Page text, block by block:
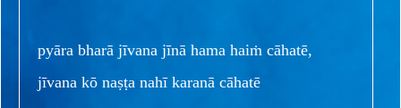
pyāra bharā jīvana jīnā hama haiṁ cāhatē,
jīvana kō naṣṭa nahī karanā cāhatē